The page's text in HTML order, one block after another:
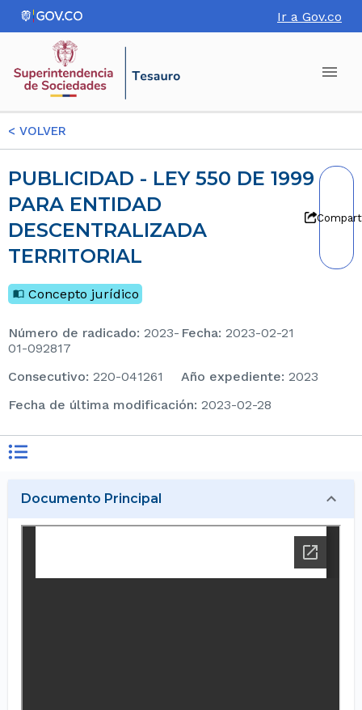
Ir a Gov.co
< VOLVER
PUBLICIDAD - LEY 550 DE 1999
PARA ENTIDAD
DESCENTRALIZADA
TERRITORIAL
Concepto jurídico
Número de radicado: 2023-
01-092817
Fecha: 2023-02-21
consecutivo: 220-041261 Año expediente: 2023
Fecha de última modificación: 2023-02-28
Documento Principal